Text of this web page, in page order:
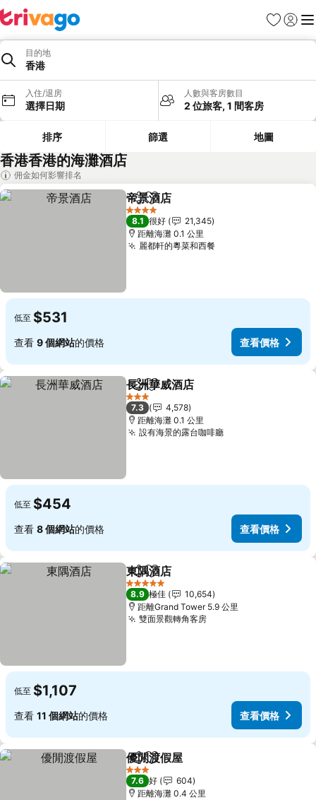
收藏夾
登入 選
目的地
香港
入住/退房
選擇日期
人數與客房數目
2 位旅客, 1 間客房
排序 篩選 地圖
香港香港的海灘酒店
佣金如何影響排名
分享 放到收藏夾
帝景酒店
4 星級
8.1 很好
21,345
距離海灘 0.1 公里
麗都軒的粵菜和西餐
低至 $531
查看 9 個網站的價格 查看價格
分享 放到收藏夾
長洲華威酒店
3 星級
7.3
4,578
距離海灘 0.1 公里
設有海景的露台咖啡廳
低至 $454
查看 8 個網站的價格 查看價格
分享 放到收藏夾
東隅酒店
5 星級
8.9 極佳
10,654
距離Grand Tower 5.9 公里
雙面景觀轉角客房
低至 $1,107
查看 11 個網站的價格 查看價格
分享 放到收藏夾
優閒渡假屋
3 星級
7.6 好
604
距離海灘 0.4 公里